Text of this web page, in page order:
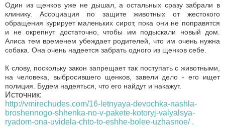
Один из щенков уже не дышал, а остальных сразу забрали в
клинику. Ассоциация по защите животных от жестокого
обращения курирует маленьких сирот, пока они не поправятся
и не окрепнут достаточно, чтобы им подыскали новый дом.
Алиса тем временем убеждает родителей, что им очень нужна
собака. Она очень надеется забрать одного из щенков себе.
К слову, поскольку закон запрещает так поступать с животными,
на человека, выбросившего щенков, завели дело - его ищет
полиция. Будем надеяться, что его найдут и накажут.
Источник:
http://vmirechudes.com/16-letnyaya-devochka-nashla-
broshennogo-shhenka-no-v-pakete-kotoryj-valyalsya-
ryadom-ona-uvidela-chto-to-eshhe-bolee-uzhasnoe/ .